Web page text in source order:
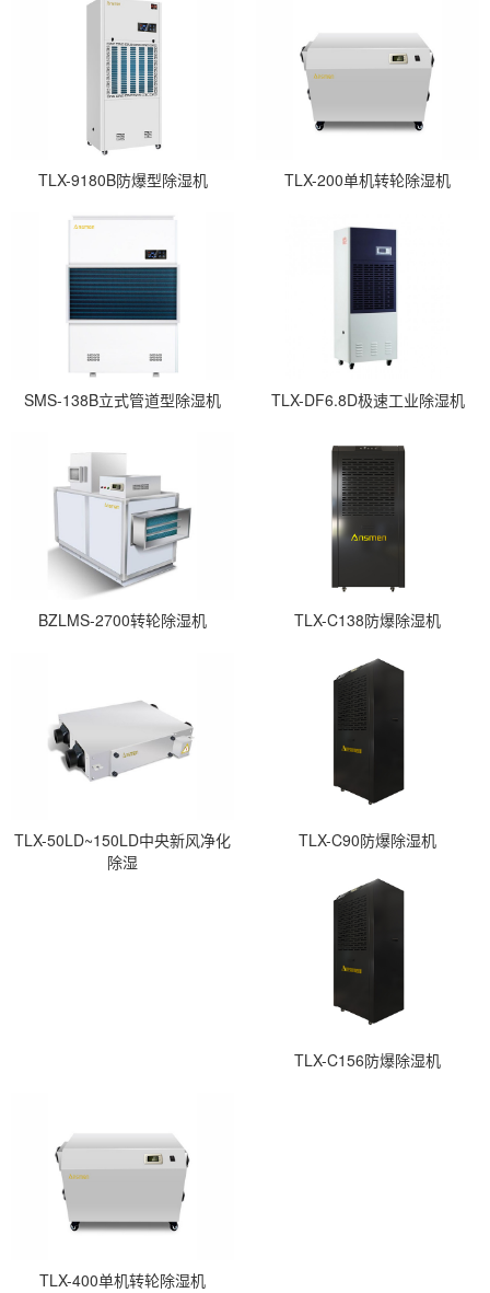
TLX-9180B防爆型除湿机 TLX-200单机转轮除湿机
SMS-138B立式管道型除湿机 TLX-DF6.8D极速工业除湿机
BZLMS-2700转轮除湿机 TLX-C138防爆除湿机
TLX-50LD~150LD中央新风净化
除湿
TLX-C90防爆除湿机
TLX-C156防爆除湿机
TLX-400单机转轮除湿机